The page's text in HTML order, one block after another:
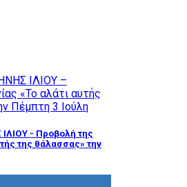
- Προβολή της
της θάλασσας» την